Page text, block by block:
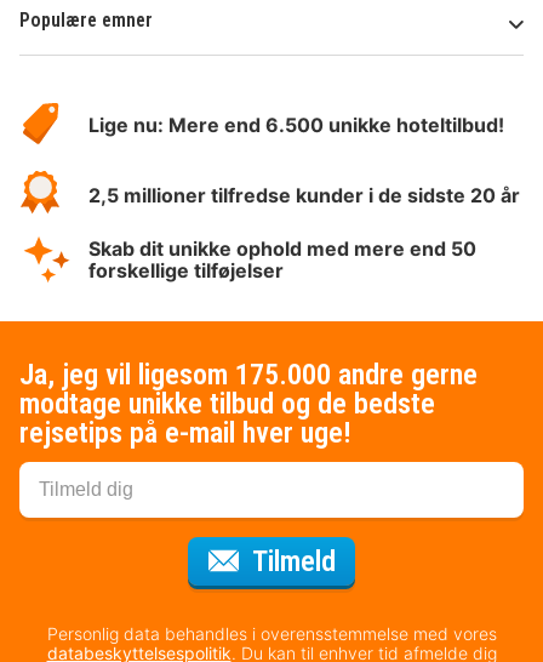
Populære emner
HotelSpecials
Lige nu: Mere end 6.500 unikke hoteltilbud!
2,5 millioner tilfredse kunder i de sidste 20 år
Skab dit unikke ophold med mere end 50
forskellige tilføjelser
Ja, jeg vil ligesom 175.000 andre gerne
modtage unikke tilbud og de bedste
rejsetips på e-mail hver uge!
Tilmeld
Personlig data behandles i overensstemmelse med vores
databeskyttelsespolitik. Du kan til enhver tid afmelde dig